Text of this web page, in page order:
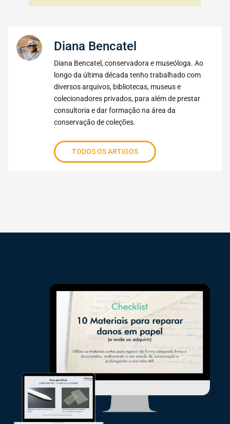
Diana Bencatel
Diana Bencatel, conservadora e museóloga. Ao
longo da última década tenho trabalhado com
diversos arquivos, bibliotecas, museus e
colecionadores privados, para além de prestar
consultoria e dar formação na área da
conservação de coleções.
TODOS OS ARTIGOS